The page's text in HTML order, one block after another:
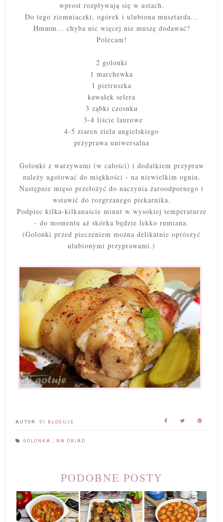
wprost rozpływają się w ustach.
Do tego ziemniaczki, ogórek i ulubiona musztarda...
Hmmm... chyba nic więcej nie muszę dodawać?
Polecam!
2 golonki
1 marchewka
1 pietruszka
kawałek selera
3 ząbki czosnku
3-4 liście laurowe
4-5 ziaren ziela angielskiego
przyprawa uniwersalna
Golonki z warzywami (w całości) i dodatkiem przypraw
należy ugotować do miękkości - na niewielkim ogniu.
Następnie mięso przełożyć do naczynia żaroodpornego i
wstawić do rozgrzanego piekarnika.
Podpiec kilka-kilkanaście minut w wysokiej temperaturze
- do momentu aż skórka będzie lekko rumiana.
(Golonki przed pieczeniem można delikatnie oprószyć
ulubionymi przyprawami.)
AUTOR: DI BLOGUJE
GOLONKA NA OBIAD
PODOBNE POSTY